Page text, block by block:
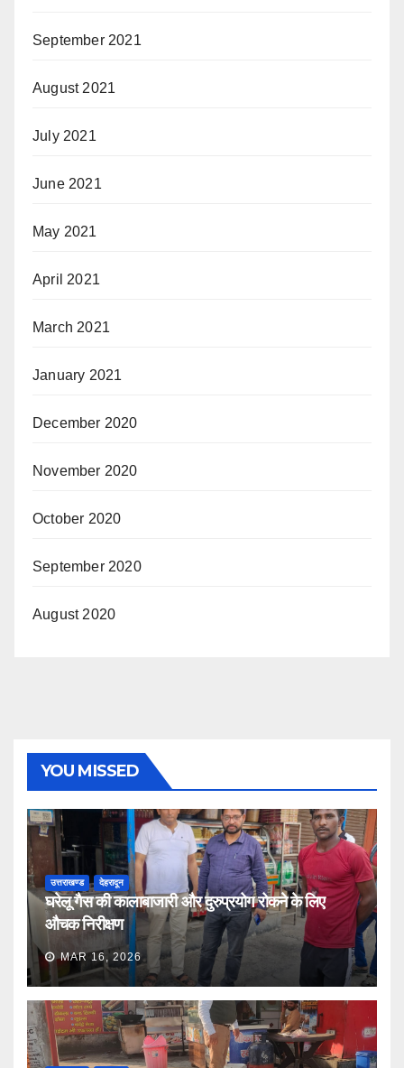
September 2021
August 2021
July 2021
June 2021
May 2021
April 2021
March 2021
January 2021
December 2020
November 2020
October 2020
September 2020
August 2020
YOU MISSED
उत्तराखण्ड देहरादून
घरेलू गैस की कालाबाजारी और दुरुप्रयोग रोकने के लिए
औचक निरीक्षण
MAR 16, 2026